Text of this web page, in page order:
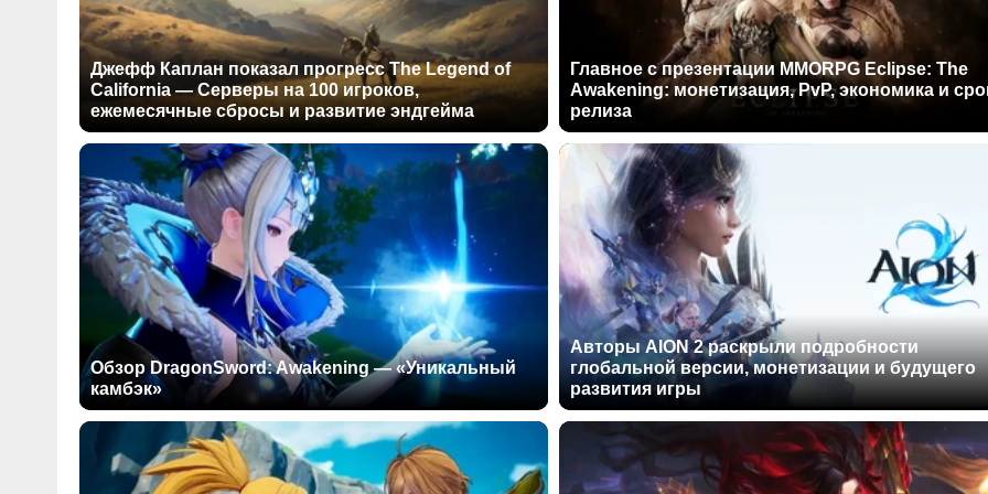
Джефф Каплан показал прогресс The Legend of
California — Серверы на 100 игроков,
ежемесячные сбросы и развитие эндгейма
Главное с презентации MMORPG Eclipse: The
Awakening: монетизация, PvP, экономика и
релиза
Обзор DragonSword: Awakening — «Уникальный
камбэк»
Авторы AION 2 раскрыли подробности
глобальной версии, монетизации и будущего
развития игры